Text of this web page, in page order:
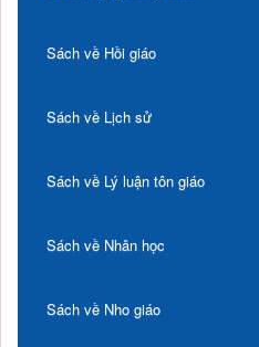
Sách về Hồi giáo
Sách về Lịch sử
Sách về Lý luận tôn giáo
Sách về Nhân học
Sách về Nho giáo